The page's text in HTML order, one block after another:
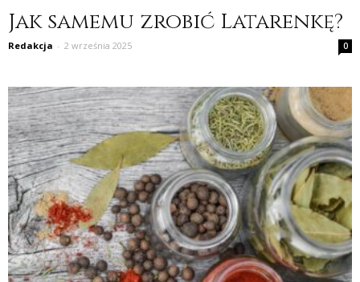
Jak samemu zrobić Latarenkę?
Redakcja - 2 września 2025 0